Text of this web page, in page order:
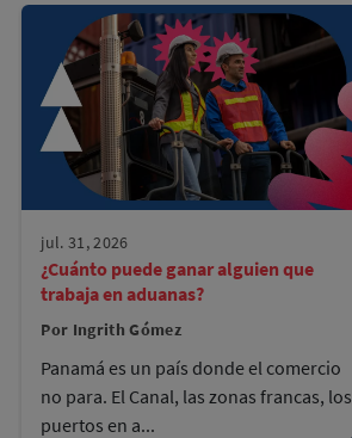
jul. 31, 2026
¿Cuánto puede ganar alguien que
trabaja en aduanas?
Por Ingrith Gómez
Panamá es un país donde el comercio
no para. El Canal, las zonas francas, los
puertos en a...